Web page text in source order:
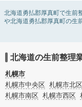
北海道勇払郡厚真町で生前
や北海道勇払郡厚真町の生
設入居に伴う不用品の処
などのオプションサービス
またお役立ち情報も豊富な
頓・老前整理・生前整理の
北海道の生前整理
札幌市
札幌市中央区 札幌市北区
札幌市南区 札幌市西区